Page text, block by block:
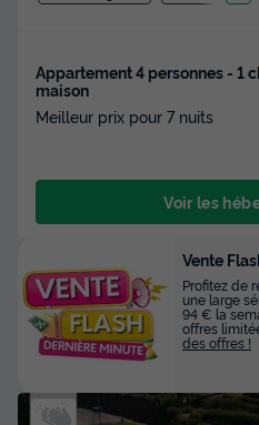
Appartement 4 personnes - 1
maison
Meilleur prix pour 7 nuits
Voir les
Vente
Profitez de
une large
94 € la
offres
des offres !